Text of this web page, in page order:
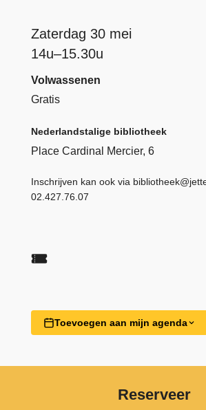
Zaterdag 30 mei
14u–15.30u
Volwassenen
Gratis
Nederlandstalige bibliotheek
Place Cardinal Mercier, 6
Inschrijven kan ook via
02.427.76.07
Toevoegen aan mijn agenda
Reserveer